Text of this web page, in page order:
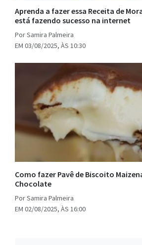
Aprenda a fazer essa Receita de
está fazendo sucesso na internet
Por Samira Palmeira
EM 03/08/2025, ÀS 10:30
Como fazer Pavê de Biscoito
Chocolate
Por Samira Palmeira
EM 02/08/2025, ÀS 16:00